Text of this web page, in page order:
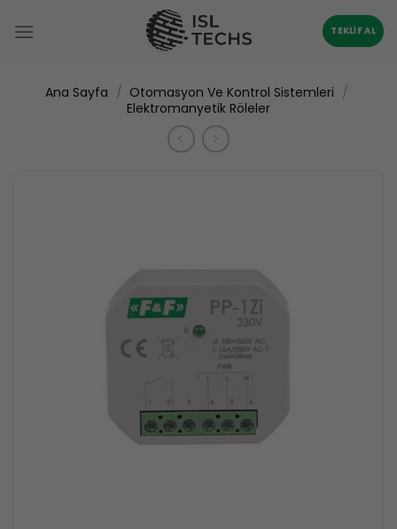
atla
TEKLIF AL
Ana Sayfa / Otomasyon Ve Kontrol Sistemleri /
Elektromanyetik Röleler